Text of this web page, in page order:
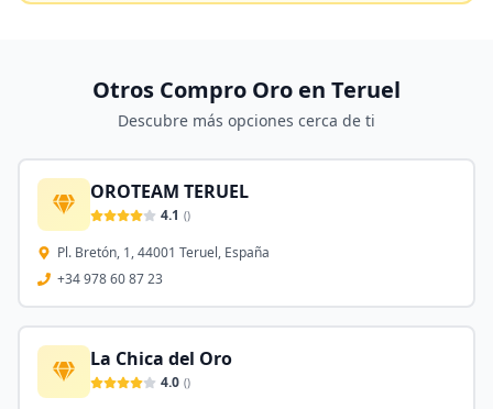
Otros Compro Oro en Teruel
Descubre más opciones cerca de ti
OROTEAM TERUEL
4.1 ()
Pl. Bretón, 1, 44001 Teruel, España
+34 978 60 87 23
La Chica del Oro
4.0 ()